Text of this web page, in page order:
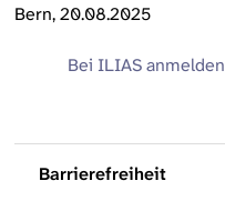
Bern, 20.08.2025
Bei ILIAS anmelden
Barrierefreiheit